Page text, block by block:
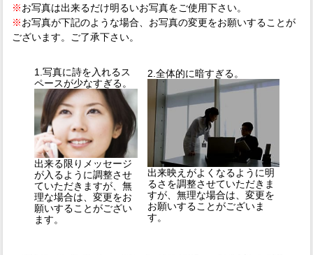
※お写真は出来るだけ明るいお写真をご使用下さい。
※お写真が下記のような場合、お写真の変更をお願いすることが
ございます。ご了承下さい。
1.写真に詩を入れるス
ペースが少なすぎる。
出来る限りメッセージ
が入るように調整させ
ていただきますが、無
理な場合は、変更をお
願いすることがござい
ます。
2.全体的に暗すぎる。
出来映えがよくなるように明
るさを調整させていただきま
すが、無理な場合は、変更を
お願いすることがございま
す。